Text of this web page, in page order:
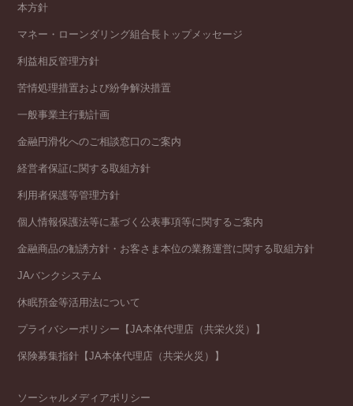
本方針
マネー・ローンダリング組合長トップメッセージ
利益相反管理方針
苦情処理措置および紛争解決措置
一般事業主行動計画
金融円滑化へのご相談窓口のご案内
経営者保証に関する取組方針
利用者保護等管理方針
個人情報保護法等に基づく公表事項等に関するご案内
金融商品の勧誘方針・お客さま本位の業務運営に関する取組方針
JAバンクシステム
休眠預金等活用法について
プライバシーポリシー【JA本体代理店（共栄火災）】
保険募集指針【JA本体代理店（共栄火災）】
ソーシャルメディアポリシー